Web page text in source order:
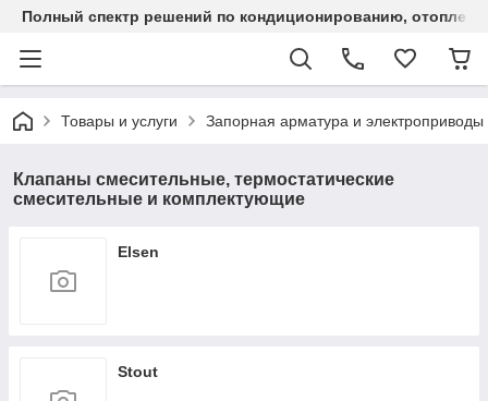
Полный спектр решений по кондиционированию,
Товары и услуги Запорная арматура и электроприводы
Клапаны смесительные, термостатические
смесительные и комплектующие
Elsen
Stout